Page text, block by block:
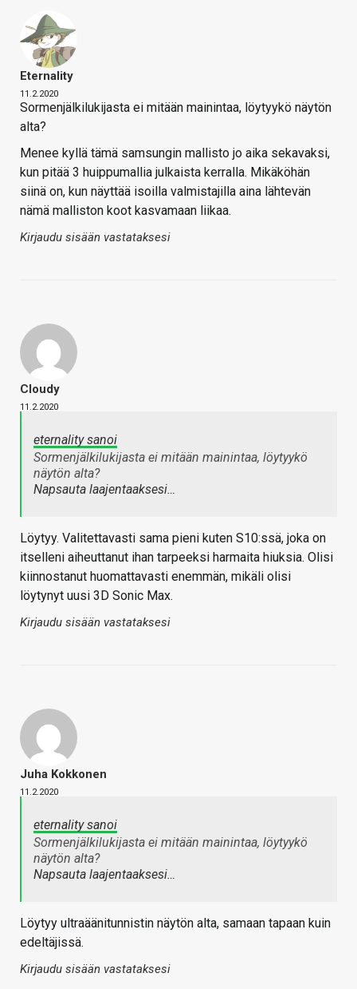
Eternality
11.2.2020
Sormenjälkilukijasta ei mitään mainintaa, löytyykö näytön
alta?
Menee kyllä tämä samsungin mallisto jo aika sekavaksi,
kun pitää 3 huippumallia julkaista kerralla. Mikäköhän
siinä on, kun näyttää isoilla valmistajilla aina lähtevän
nämä malliston koot kasvamaan liikaa.
Kirjaudu sisään vastataksesi
Cloudy
11.2.2020
eternality sanoi
Sormenjälkilukijasta ei mitään mainintaa, löytyykö
näytön alta?
Napsauta laajentaaksesi…
Löytyy. Valitettavasti sama pieni kuten S10:ssä, joka on
itselleni aiheuttanut ihan tarpeeksi harmaita hiuksia. Olisi
kiinnostanut huomattavasti enemmän, mikäli olisi
löytynyt uusi 3D Sonic Max.
Kirjaudu sisään vastataksesi
Juha Kokkonen
11.2.2020
eternality sanoi
Sormenjälkilukijasta ei mitään mainintaa, löytyykö
näytön alta?
Napsauta laajentaaksesi…
Löytyy ultraäänitunnistin näytön alta, samaan tapaan kuin
edeltäjissä.
Kirjaudu sisään vastataksesi